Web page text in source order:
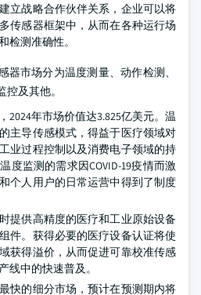
立战略合作伙伴关系，企业可以将
传感器框架中，从而在各种运行场
检测准确性。
器市场分为温度测量、动作检测、
及其他。
2024年市场价值达3.825亿美元。温
主导传感模式，得益于医疗领域对
业过程控制以及消费电子领域的持
度监测的需求因COVID-19疫情而激
个人用户的日常运营中得到了制度
提供高精度的医疗和工业原始设备
件。获得必要的医疗设备认证将使
获得溢价，从而促进可靠校准传感
线中的快速普及。
快的细分市场，预计在预测期内将